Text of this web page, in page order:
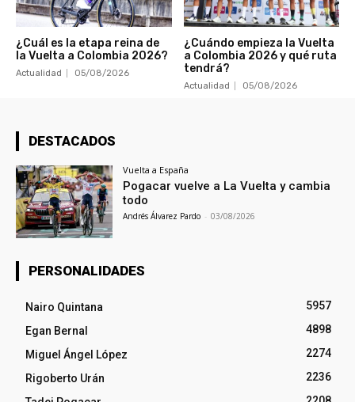
¿Cuál es la etapa reina de
la Vuelta a Colombia 2026?
Actualidad 05/08/2026
¿Cuándo empieza la Vuelta
a Colombia 2026 y qué ruta
tendrá?
Actualidad 05/08/2026
DESTACADOS
Vuelta a España
Pogacar vuelve a La Vuelta y cambia
todo
Andrés Álvarez Pardo - 03/08/2026
PERSONALIDADES
Nairo Quintana
5957
Egan Bernal
4898
Miguel Ángel López
2274
Rigoberto Urán
2236